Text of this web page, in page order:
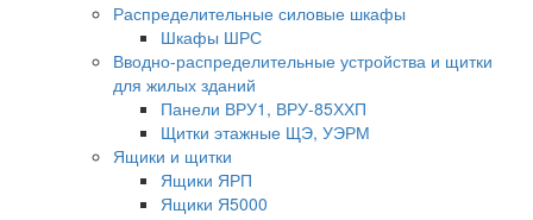
Распределительные силовые шкафы
Шкафы ШРС
Вводно-распределительные устройства и щитки
для жилых зданий
Панели ВРУ1, ВРУ-85ХХП
Щитки этажные ЩЭ, УЭРМ
Ящики и щитки
Ящики ЯРП
Ящики Я5000